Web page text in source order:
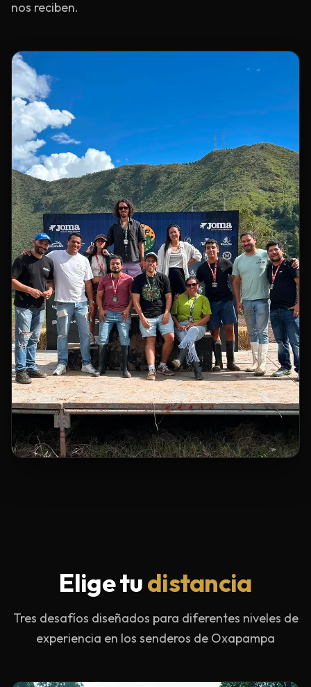
nos reciben.
Elige tudistancia
Tres desafíos diseñados para diferentes niveles de
experiencia en los senderos de Oxapampa